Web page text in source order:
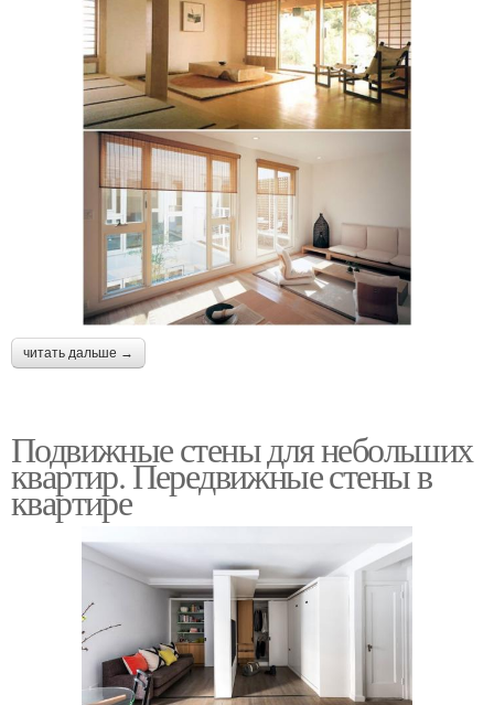
читать дальше →
Подвижные стены для небольших
квартир. Передвижные стены в
квартире